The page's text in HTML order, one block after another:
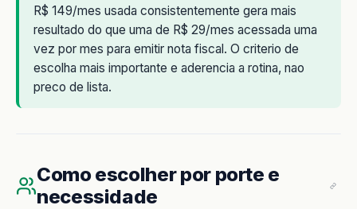
R$ 149/mes usada consistentemente gera mais
resultado do que uma de R$ 29/mes acessada uma
vez por mes para emitir nota fiscal. O criterio de
escolha mais importante e aderencia a rotina, nao
preco de lista.
Como escolher por porte e
necessidade